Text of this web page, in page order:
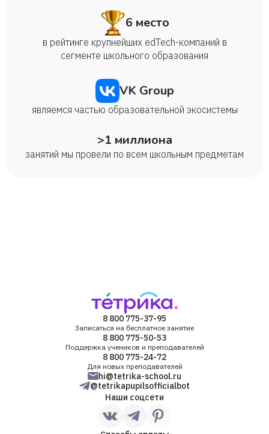
6 место
в рейтинге крупнейших edTech-компаний в
сегменте школьного образования
VK Group
являемся частью образовательной экосистемы
>1 миллиона
занятий мы провели по всем школьным предметам
8 800 775-37-95
Записаться на бесплатное занятие
8 800 775-50-53
Поддержка учеников и преподавателей
8 800 775-24-72
Для новых преподавателей
hi@tetrika-school.ru
@tetrikapupilsofficialbot
Наши соцсети